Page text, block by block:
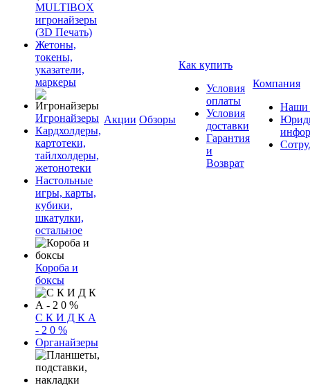
MULTIBOX
игронайзеры
(3D Печать)
Жетоны,
токены,
указатели,
маркеры
Игронайзеры
Кардхолдеры,
картотеки,
тайлхолдеры,
жетонотеки
Настольные
игры, карты,
кубики,
шкатулки,
остальное
Короба и
боксы
С К И Д К А
- 2 0 %
Органайзеры
Акции Обзоры
Как купить
Условия
оплаты
Условия
доставки
Гарантия
и
Возврат
Компания
Наши